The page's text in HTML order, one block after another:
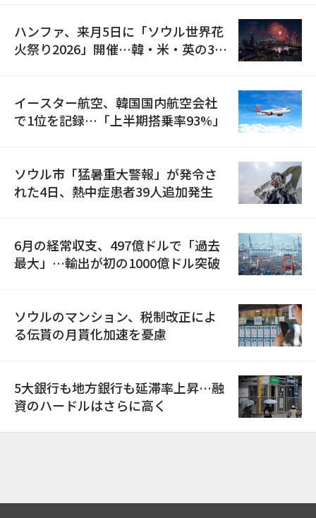
ハンファ、来月5日に「ソウル世界花
火祭り2026」開催…韓・米・英の3カ
イースター航空、韓国国内航空会社
で1位を記録…「上半期搭乗率93%」
ソウル市「猛暑重大警報」が発令さ
れた4日、熱中症患者39人追加発生
6月の経常収支、497億ドルで「過去
最大」…輸出が初の1000億ドル突破
ソウルのマンション、税制改正によ
る伝貰の月貰化加速を憂慮
5大銀行も地方銀行も延滞率上昇…融
資のハードルはさらに高く